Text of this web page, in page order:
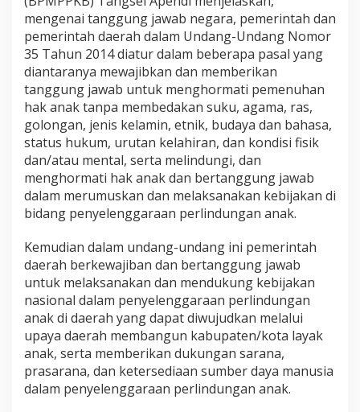
mengenai tanggung jawab negara, pemerintah dan
pemerintah daerah dalam Undang-Undang Nomor
35 Tahun 2014 diatur dalam beberapa pasal yang
diantaranya mewajibkan dan memberikan
tanggung jawab untuk menghormati pemenuhan
hak anak tanpa membedakan suku, agama, ras,
golongan, jenis kelamin, etnik, budaya dan bahasa,
status hukum, urutan kelahiran, dan kondisi fisik
dan/atau mental, serta melindungi, dan
menghormati hak anak dan bertanggung jawab
dalam merumuskan dan melaksanakan kebijakan di
bidang penyelenggaraan perlindungan anak.
Kemudian dalam undang-undang ini pemerintah
daerah berkewajiban dan bertanggung jawab
untuk melaksanakan dan mendukung kebijakan
nasional dalam penyelenggaraan perlindungan
anak di daerah yang dapat diwujudkan melalui
upaya daerah membangun kabupaten/kota layak
anak, serta memberikan dukungan sarana,
prasarana, dan ketersediaan sumber daya manusia
dalam penyelenggaraan perlindungan anak.